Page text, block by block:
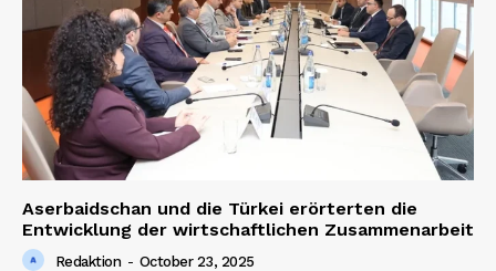
SUBSCRIBE NOW
Company
About us
Aserbaidschan und die Türkei erörterten die
Entwicklung der wirtschaftlichen Zusammenarbeit
Redaktion - October 23, 2025